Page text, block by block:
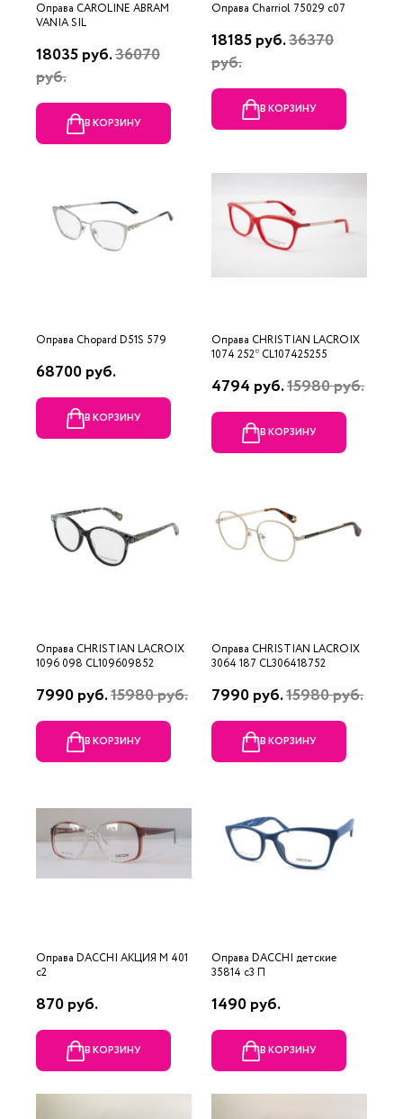
Оправа CAROLINE ABRAM
VANIA SIL
18035 руб.36070
руб.
В КОРЗИНУ
Оправа Charriol 75029 c07
18185 руб.36370
руб.
В КОРЗИНУ
Оправа Chopard D51S 579
68700 руб.
В КОРЗИНУ
Оправа CHRISTIAN LACROIX
1074 252* CL107425255
4794 руб.15980 руб.
В КОРЗИНУ
Оправа CHRISTIAN LACROIX
1096 098 CL109609852
7990 руб.15980 руб.
В КОРЗИНУ
Оправа CHRISTIAN LACROIX
3064 187 CL306418752
7990 руб.15980 руб.
В КОРЗИНУ
Оправа DACCHI АКЦИЯ М 401
c2
870 руб.
В КОРЗИНУ
Оправа DACCHI детские
35814 c3 П
1490 руб.
В КОРЗИНУ